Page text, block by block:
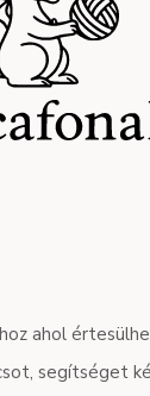
ahol
segítséget